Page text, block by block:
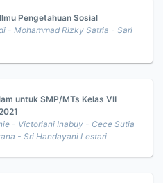
Pengetahuan Sosial
- Mohammad Rizky Satria - Sari
untuk SMP/MTs Kelas VII
- Victoriani Inabuy - Cece Sutia
- Sri Handayani Lestari